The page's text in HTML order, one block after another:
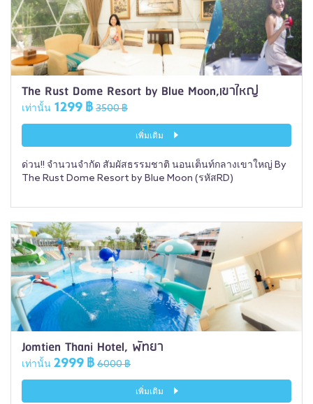
The Rust Dome Resort by Blue Moon,เขาใหญ่
เท่านั้น 1299 ฿ 3500 ฿
เพิ่มเติม
ด่วน!! จำนวนจำกัด สัมผัสธรรมชาติ นอนเต็นท์กลางเขาใหญ่ By
The Rust Dome Resort by Blue Moon (รหัสRD)
Jomtien Thani Hotel, พัทยา
เท่านั้น 2999 ฿ 6000 ฿
เพิ่มเติม